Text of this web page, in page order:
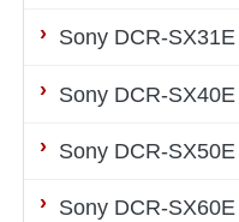
Sony DCR-SX31E
Sony DCR-SX40E
Sony DCR-SX50E
Sony DCR-SX60E